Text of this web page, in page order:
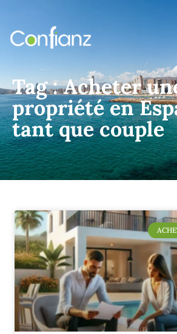
Tag :Acheter
propriété en
tant que couple